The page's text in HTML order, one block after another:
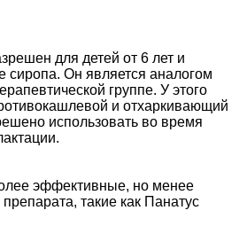
для детей от 6 лет и
сиропа. Он является аналогом
группе. У этого
и отхаркивающий
использовать во время
эффективные, но менее
такие как Панатус